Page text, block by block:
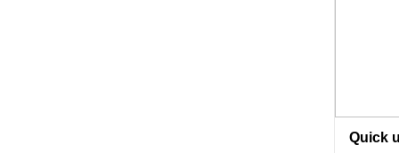
Quick